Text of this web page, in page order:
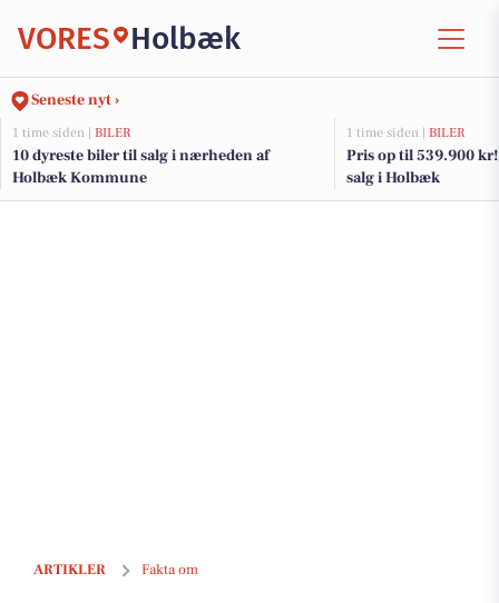
VORES Holbæk
Seneste nyt ›
1 time siden | BILER
10 dyreste biler til salg i nærheden af
Holbæk Kommune
1 time siden | BILER
Pris op til 539.900
salg i Holbæk
ARTIKLER Fakta om
Huspriserne går ned i Holbæk Kommune